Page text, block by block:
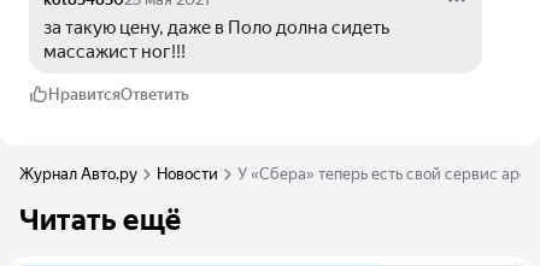
за такую цену, даже в Поло долна сидеть
массажист ног!!!
НравитсяОтветить
Журнал Авто.ру Новости У «Сбера» теперь есть свой сервис
Читать ещё